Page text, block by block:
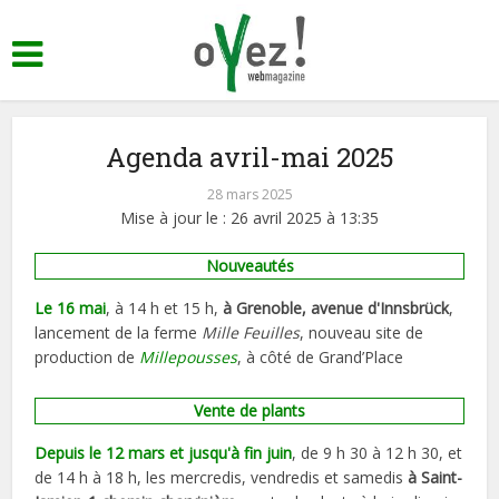
Agenda avril-mai 2025
28 mars 2025
Mise à jour le : 26 avril 2025 à 13:35
Nouveautés
Le 16 mai, à 14 h et 15 h,à Grenoble, avenue d'Innsbrück,
lancement de la ferme Mille Feuilles, nouveau site de
production de Millepousses, à côté de Grand’Place
Vente de plants
Depuis le 12 mars et jusqu'à fin juin, de 9 h 30 à 12 h 30, et
de 14 h à 18 h, les mercredis, vendredis et samedisà Saint-